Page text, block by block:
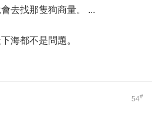
去找那隻狗商量。 ...
海都不是問題。
54#